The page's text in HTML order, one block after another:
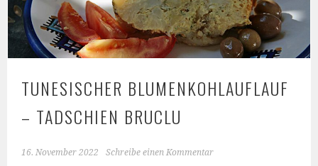
TUNESISCHER BLUMENKOHLAUFLAUF
– TADSCHIEN BRUCLU
16. November 2022 Schreibe einen Kommentar